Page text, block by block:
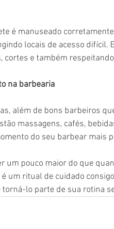
é manuseado
locais de acesso difícil.
cortes e também
na barbearia
além de bons barbeiros
massagens, cafés,
do seu barbear mais
um pouco maior do que
um ritual de cuidado
lo parte de sua rotina